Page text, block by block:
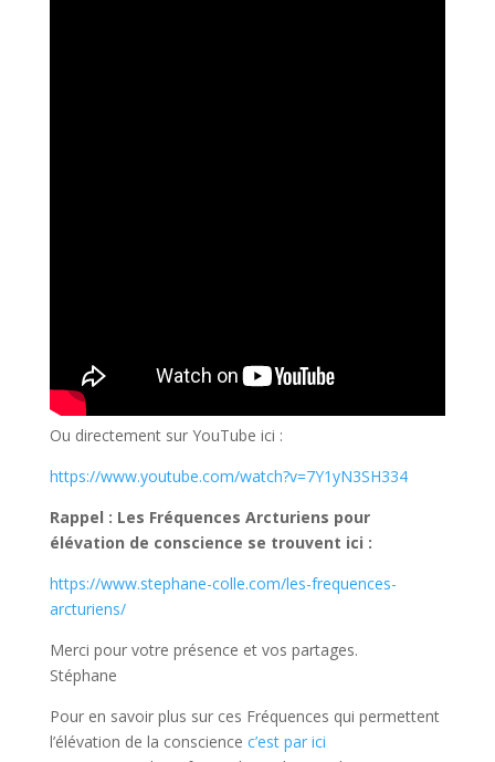
Ou directement sur YouTube ici :
https://www.youtube.com/watch?v=7Y1yN3SH334
Rappel : Les Fréquences Arcturiens pour
élévation de conscience se trouvent ici :
https://www.stephane-colle.com/les-frequences-
arcturiens/
Merci pour votre présence et vos partages.
Stéphane
Pour en savoir plus sur ces Fréquences qui permettent
l’élévation de la conscience c’est par ici